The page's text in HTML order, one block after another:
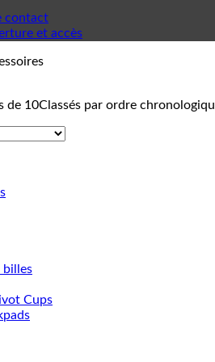
contact
et accès
de 10Classés par ordre
billes
Cups